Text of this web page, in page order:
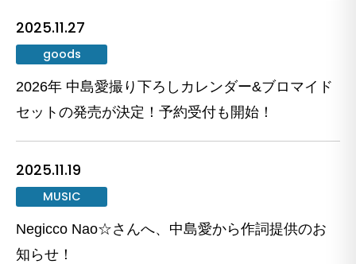
2025.11.27
goods
2026年 中島愛撮り下ろしカレンダー&ブロマイド
セットの発売が決定！予約受付も開始！
2025.11.19
MUSIC
Negicco Nao☆さんへ、中島愛から作詞提供のお
知らせ！